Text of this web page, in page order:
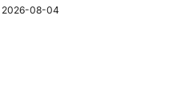
2026-08-04